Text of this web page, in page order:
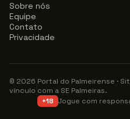
Sobre nós
Equipe
Contato
Privacidade
© 2026 Portal do Palmeirense ·
vínculo com a SE Palmeiras.
+18 Jogue com